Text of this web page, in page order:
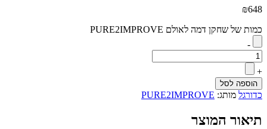
₪648
כמות של שחקן דמה לאולם PURE2IMPROVE
-
+
הוספה לסל
כדורגל מותג: PURE2IMPROVE
תיאור המוצר